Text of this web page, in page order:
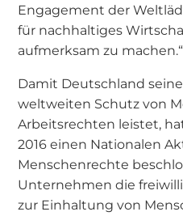
Engagement der
für nachhaltiges
aufmerksam zu machen.“
Damit Deutschland
weltweiten Schutz von
Arbeitsrechten leistet,
2016 einen Nationalen
Menschenrechte
Unternehmen die
zur Einhaltung von